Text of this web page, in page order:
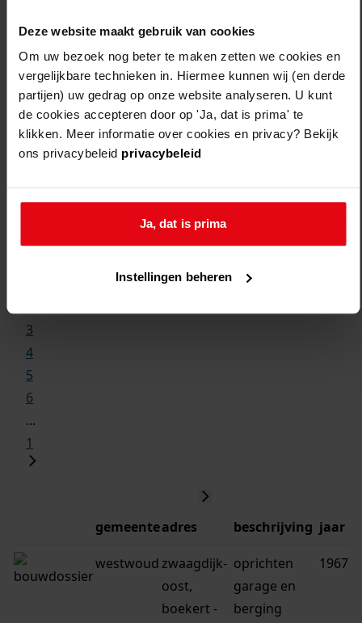
Deze website maakt gebruik van cookies
Om uw bezoek nog beter te maken zetten we cookies en
vergelijkbare technieken in. Hiermee kunnen wij (en derde
partijen) uw gedrag op onze website analyseren. U kunt
de cookies accepteren door op 'Ja, dat is prima' te
klikken. Meer informatie over cookies en privacy? Bekijk
ons privacybeleid privacybeleid
Ja, dat is prima
Instellingen beheren
3
4
5
6
...
1
gemeenteadres beschrijving jaar
westwoudzwaagdijk-
oost,
boekert -
oprichten
garage en
berging
1967